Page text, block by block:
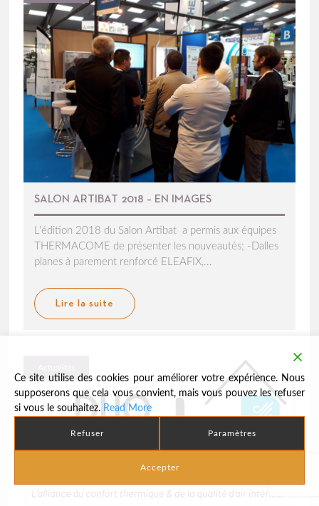
SALON ARTIBAT 2018 – EN IMAGES
L’édition 2018 du Salon Artibat a permis aux équipes
THERMACOME de présenter les nouveautés; -Dalles
planes à parement renforcé ELEAFIX,...
Lire la suite
Ce site utilise des cookies pour améliorer votre expérience. Nous
supposerons que cela vous convient, mais vous pouvez les refuser
si vous le souhaitez. Read More
Refuser Paramètres
Accepter